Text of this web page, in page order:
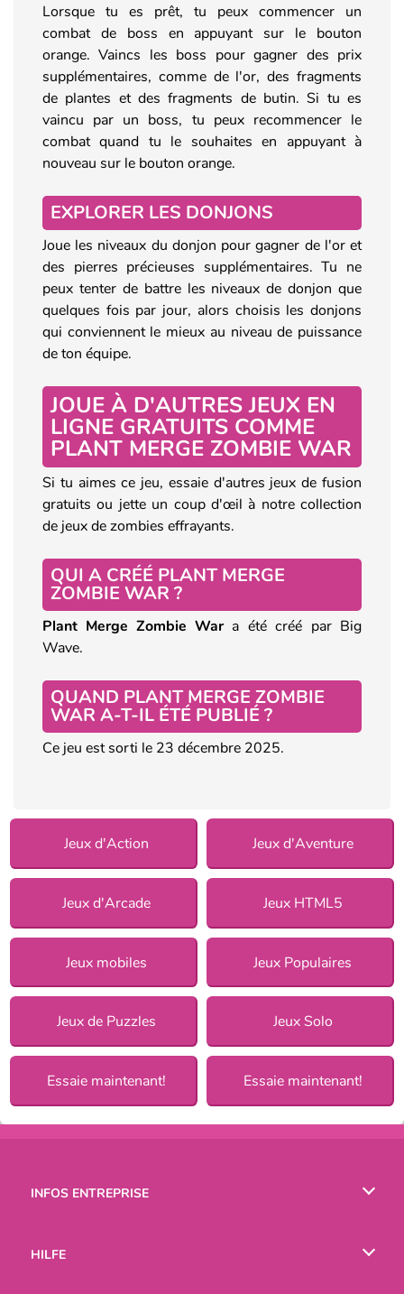
Lorsque tu es prêt, tu peux commencer un
combat de boss en appuyant sur le bouton
orange. Vaincs les boss pour gagner des prix
supplémentaires, comme de l'or, des fragments
de plantes et des fragments de butin. Si tu es
vaincu par un boss, tu peux recommencer le
combat quand tu le souhaites en appuyant à
nouveau sur le bouton orange.
EXPLORER LES DONJONS
Joue les niveaux du donjon pour gagner de l'or et
des pierres précieuses supplémentaires. Tu ne
peux tenter de battre les niveaux de donjon que
quelques fois par jour, alors choisis les donjons
qui conviennent le mieux au niveau de puissance
de ton équipe.
JOUE À D'AUTRES JEUX EN
LIGNE GRATUITS COMME
PLANT MERGE ZOMBIE WAR
Si tu aimes ce jeu, essaie d'autres jeux de fusion
gratuits ou jette un coup d'œil à notre collection
de jeux de zombies effrayants.
QUI A CRÉÉ PLANT MERGE
ZOMBIE WAR ?
Plant Merge Zombie Wara été créé par Big
Wave.
QUAND PLANT MERGE ZOMBIE
WAR A-T-IL ÉTÉ PUBLIÉ ?
Ce jeu est sorti le 23 décembre 2025.
Jeux d'Action Jeux d'Aventure
Jeux d'Arcade Jeux HTML5
Jeux mobiles Jeux Populaires
Jeux de Puzzles Jeux Solo
Essaie maintenant! Essaie maintenant!
INFOS ENTREPRISE
HILFE